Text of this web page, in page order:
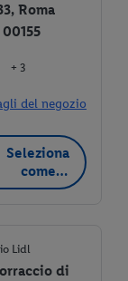
Roma
+ 3
del negozio
Seleziona
come
negozio
Lidl
di